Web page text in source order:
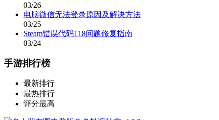
03/26
电脑微信无法登录原因及解决方法
03/25
Steam错误代码118问题修复指南
03/24
手游排行榜
最新排行
最热排行
评分最高